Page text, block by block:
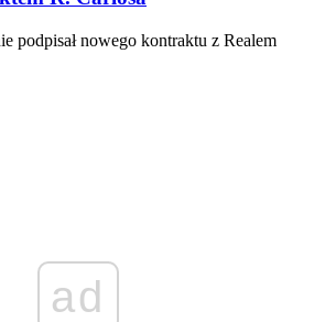
podpisał nowego kontraktu z Realem
ad